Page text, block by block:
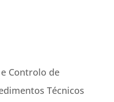
Controlo de
Técnicos